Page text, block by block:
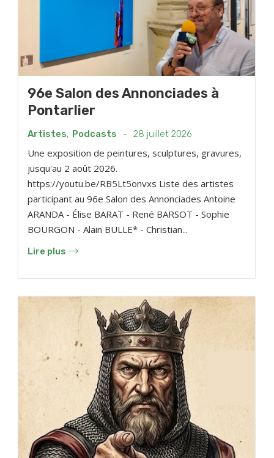
96e Salon des Annonciades à
Pontarlier
Artistes, Podcasts - 28 juillet 2026
Une exposition de peintures, sculptures, gravures,
jusqu'au 2 août 2026.
https://youtu.be/RB5Lt5onvxs Liste des artistes
participant au 96e Salon des Annonciades Antoine
ARANDA - Élise BARAT - René BARSOT - Sophie
BOURGON - Alain BULLE* - Christian...
Lire plus